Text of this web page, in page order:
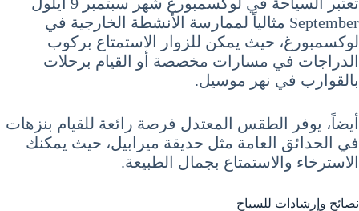
September مثالياً لممارسة الأنشطة الخارجية في
لوكسمبورغ، حيث يمكن للزوار الاستمتاع بركوب
الدراجات في مسارات مخصصة أو القيام برحلات
بالقوارب في نهر موسيل.
أيضاً، يوفر الطقس المعتدل فرصة رائعة للقيام بنزهات
في الحدائق العامة مثل حديقة ميرابيل، حيث يمكنك
الاسترخاء والاستمتاع بجمال الطبيعة.
نصائح وإرشادات للسياح